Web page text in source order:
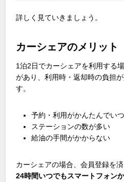
詳しく見ていきましょう。
カーシェアのメリット
1泊2日でカーシェアを利用する
があり、利用時・返却時の負担
す。
予約・利用がかんたんでい
ステーションの数が多い
給油の手間がかからない
カーシェアの場合、会員登録を
24時間いつでもスマートフォン